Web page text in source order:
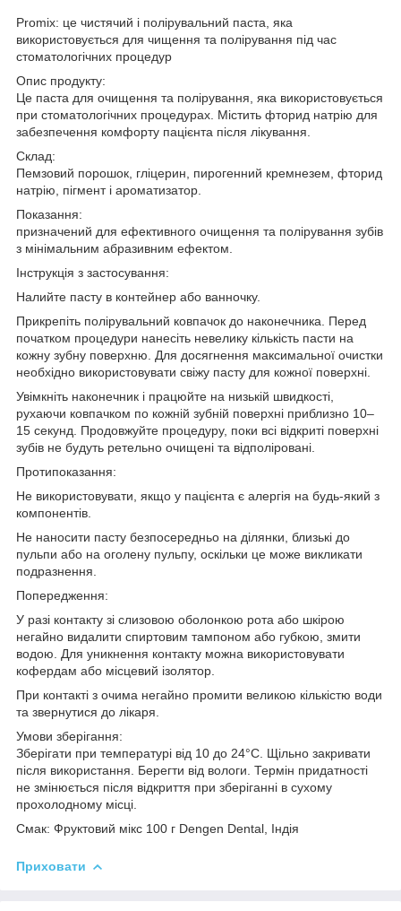
Promix: це чистячий і полірувальний паста, яка
використовується для чищення та полірування під час
стоматологічних процедур
Опис продукту:
Це паста для очищення та полірування, яка використовується
при стоматологічних процедурах. Містить фторид натрію для
забезпечення комфорту пацієнта після лікування.
Склад:
Пемзовий порошок, гліцерин, пирогенний кремнезем, фторид
натрію, пігмент і ароматизатор.
Показання:
призначений для ефективного очищення та полірування зубів
з мінімальним абразивним ефектом.
Інструкція з застосування:
Налийте пасту в контейнер або ванночку.
Прикрепіть полірувальний ковпачок до наконечника. Перед
початком процедури нанесіть невелику кількість пасти на
кожну зубну поверхню. Для досягнення максимальної очистки
необхідно використовувати свіжу пасту для кожної поверхні.
Увімкніть наконечник і працюйте на низькій швидкості,
рухаючи ковпачком по кожній зубній поверхні приблизно 10–
15 секунд. Продовжуйте процедуру, поки всі відкриті поверхні
зубів не будуть ретельно очищені та відполіровані.
Протипоказання:
Не використовувати, якщо у пацієнта є алергія на будь-який з
компонентів.
Не наносити пасту безпосередньо на ділянки, близькі до
пульпи або на оголену пульпу, оскільки це може викликати
подразнення.
Попередження:
У разі контакту зі слизовою оболонкою рота або шкірою
негайно видалити спиртовим тампоном або губкою, змити
водою. Для уникнення контакту можна використовувати
кофердам або місцевий ізолятор.
При контакті з очима негайно промити великою кількістю води
та звернутися до лікаря.
Умови зберігання:
Зберігати при температурі від 10 до 24°C. Щільно закривати
після використання. Берегти від вологи. Термін придатності
не змінюється після відкриття при зберіганні в сухому
прохолодному місці.
Смак: Фруктовий мікс 100 г Dengen Dental, Індія
Приховати